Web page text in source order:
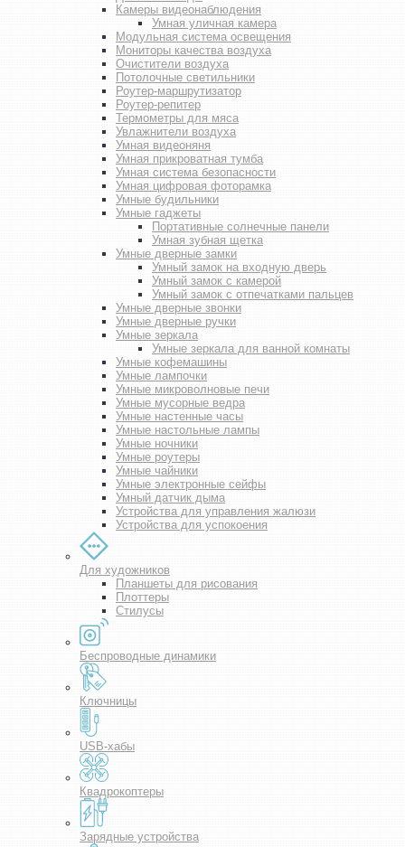
Камеры видеонаблюдения
Умная уличная камера
Модульная система освещения
Мониторы качества воздуха
Очистители воздуха
Потолочные светильники
Роутер-маршрутизатор
Роутер-репитер
Термометры для мяса
Увлажнители воздуха
Умная видеоняня
Умная прикроватная тумба
Умная система безопасности
Умная цифровая фоторамка
Умные будильники
Умные гаджеты
Портативные солнечные панели
Умная зубная щетка
Умные дверные замки
Умный замок на входную дверь
Умный замок с камерой
Умный замок с отпечатками пальцев
Умные дверные звонки
Умные дверные ручки
Умные зеркала
Умные зеркала для ванной комнаты
Умные кофемашины
Умные лампочки
Умные микроволновые печи
Умные мусорные ведра
Умные настенные часы
Умные настольные лампы
Умные ночники
Умные роутеры
Умные чайники
Умные электронные сейфы
Умный датчик дыма
Устройства для управления жалюзи
Устройства для успокоения
Для художников
Планшеты для рисования
Плоттеры
Стилусы
Беспроводные динамики
Ключницы
USB-хабы
Квадрокоптеры
Зарядные устройства